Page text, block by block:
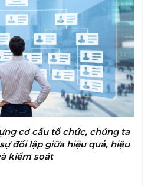
cơ cấu tổ chức, chúng ta
đối lập giữa hiệu quả, hiệu
kiểm soát